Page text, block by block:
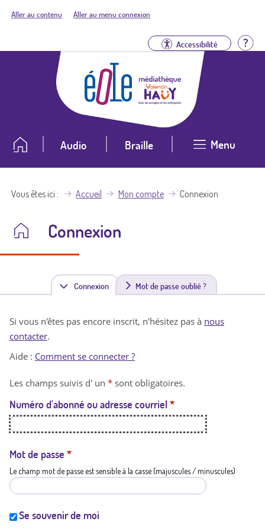
Aller au contenu Aller au menu connexion
Accessibilité
Audio Braille Menu
Vous êtes ici Accueil Mon compte Connexion
Connexion
Connexion(
n
t
a
t
i
Mot de passe oublié ?
Si vous n'êtes pas encore inscrit, n'hésitez pas à nous
contacter.
Aide : Comment se connecter ?
Les champs suivis d' un * sont obligatoires.
Numéro d'abonné ou adresse courriel *
Mot de passe *
Le champ mot de passe est sensible à la casse (majuscules / minuscules)
Se souvenir de moi